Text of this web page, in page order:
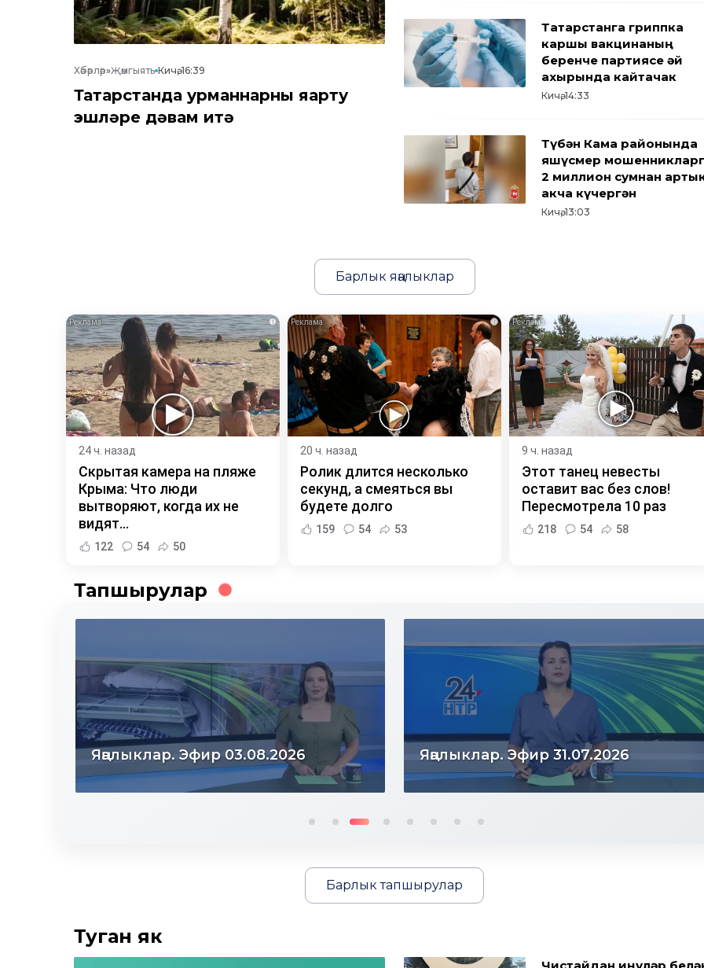
Хәбәрләр»Җәмгыять Кичә, 16:39
Татарстанда урманнарны яңарту
эшләре дәвам итә
Татарстанга гриппка
каршы вакцинаның
беренче партиясе җәй
ахырында кайтачак
Кичә, 14:33
Түбән Кама районында
яшүсмер
2 миллион сумнан
акча күчергән
Кичә, 13:03
Барлык яңалыклар
i
24 ч. назад
Скрытая камера на пляже
Крыма: Что люди
вытворяют, когда их не
видят...
122 54 50
i
20 ч. назад
Ролик длится несколько
секунд, а смеяться вы
будете долго
159 54 53
9 ч. назад
Этот танец невесты
оставит вас без слов!
Пересмотрела 10 раз
218 54 58
Тапшырулар
Яңалыклар. Эфир 03.08.2026 Яңалыклар. Эфир 31.07.2026
Барлык тапшырулар
Туган як